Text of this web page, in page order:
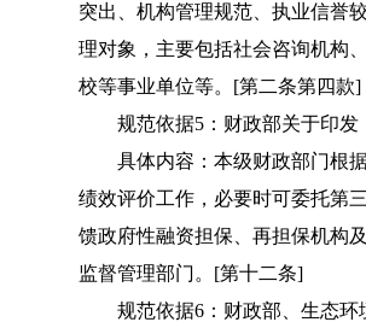
突出、机构管理规范、执业信誉
理对象，主要包括社会咨询机构
校等事业单位等。[第二条第四款]
规范依据5：财政部关于印发
具体内容：本级财政部门根据
绩效评价工作，必要时可委托第
馈政府性融资担保、再担保机构
监督管理部门。[第十二条]
规范依据6：财政部、生态环